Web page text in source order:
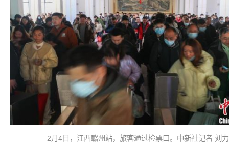
2月4日，江西赣州站，旅客通过检票口。中新社记者 刘